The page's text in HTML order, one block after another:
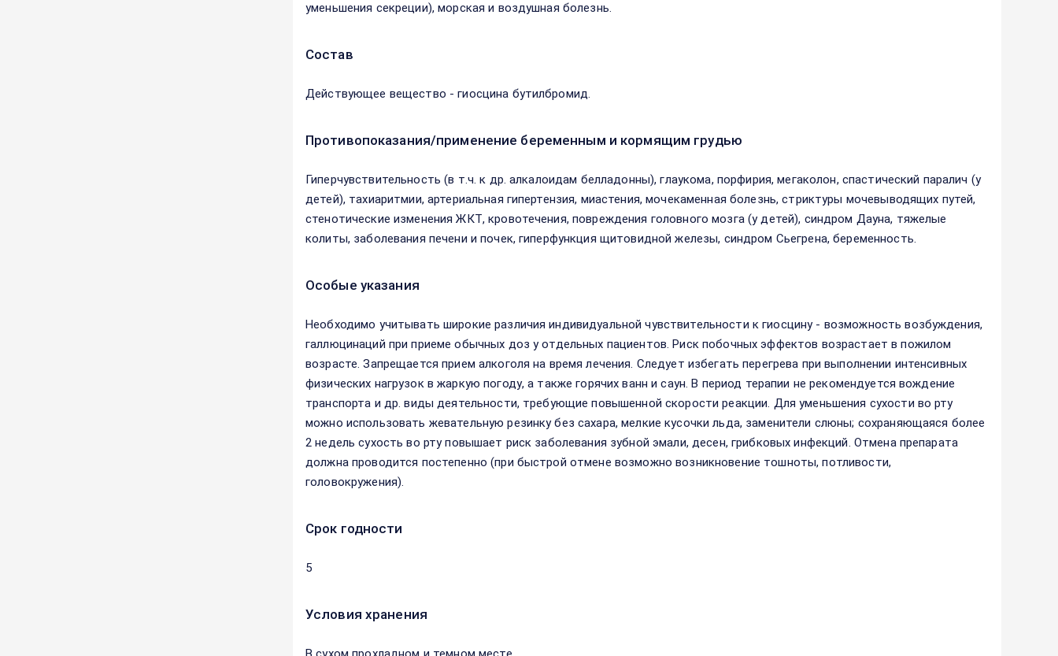
уменьшения секреции), морская и воздушная болезнь.
Состав
Действующее вещество - гиосцина бутилбромид.
Противопоказания/применение беременным и кормящим грудью
Гиперчувствительность (в т.ч. к др. алкалоидам белладонны), глаукома, порфирия, мегаколон, спастический паралич (у
детей), тахиаритмии, артериальная гипертензия, миастения, мочекаменная болезнь, стриктуры мочевыводящих путей,
стенотические изменения ЖКТ, кровотечения, повреждения головного мозга (у детей), синдром Дауна, тяжелые
колиты, заболевания печени и почек, гиперфункция щитовидной железы, синдром Сьегрена, беременность.
Особые указания
Необходимо учитывать широкие различия индивидуальной чувствительности к гиосцину - возможность возбуждения,
галлюцинаций при приеме обычных доз у отдельных пациентов. Риск побочных эффектов возрастает в пожилом
возрасте. Запрещается прием алкоголя на время лечения. Следует избегать перегрева при выполнении интенсивных
физических нагрузок в жаркую погоду, а также горячих ванн и саун. В период терапии не рекомендуется вождение
транспорта и др. виды деятельности, требующие повышенной скорости реакции. Для уменьшения сухости во рту
можно использовать жевательную резинку без сахара, мелкие кусочки льда, заменители слюны; сохраняющаяся более
2 недель сухость во рту повышает риск заболевания зубной эмали, десен, грибковых инфекций. Отмена препарата
должна проводится постепенно (при быстрой отмене возможно возникновение тошноты, потливости,
головокружения).
Срок годности
5
Условия хранения